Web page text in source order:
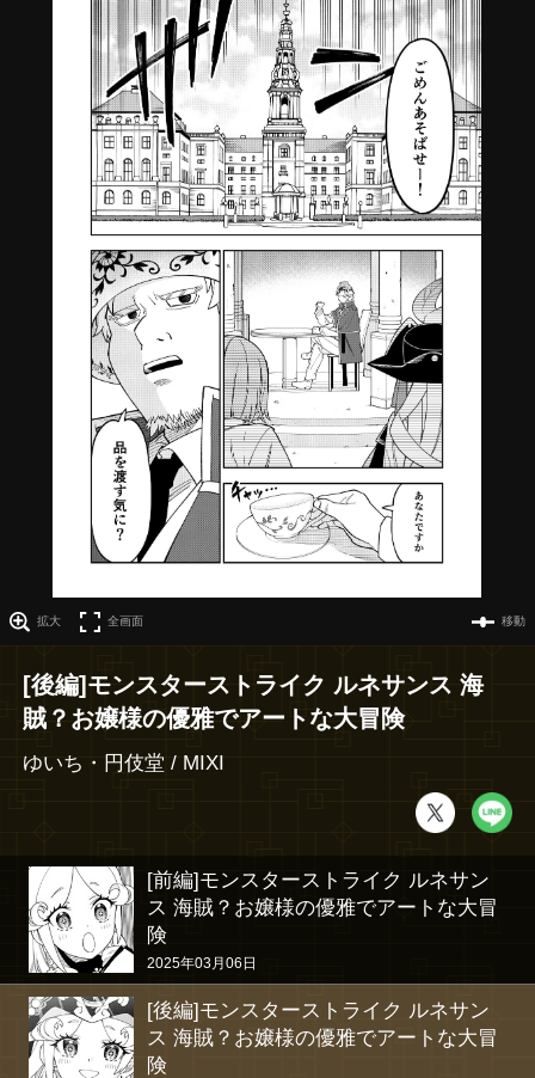
拡大 全画面 移動
[後編]モンスターストライク ルネサンス 海
賊？お嬢様の優雅でアートな大冒険
ゆいち・円伎堂 / MIXI
[前編]モンスターストライク ルネサン
ス 海賊？お嬢様の優雅でアートな大冒
険
2025年03月06日
[後編]モンスターストライク ルネサン
ス 海賊？お嬢様の優雅でアートな大冒
険